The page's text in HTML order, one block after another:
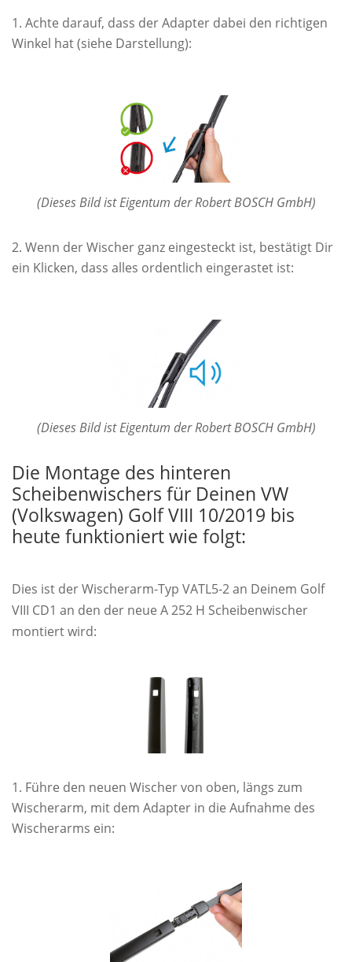
Achte darauf, dass der Adapter dabei den richtigen
Winkel hat (siehe Darstellung):
(Dieses Bild ist Eigentum der Robert BOSCH GmbH)
Wenn der Wischer ganz eingesteckt ist, bestätigt Dir
ein Klicken, dass alles ordentlich eingerastet ist:
(Dieses Bild ist Eigentum der Robert BOSCH GmbH)
Die Montage des hinteren
Scheibenwischers für Deinen VW
(Volkswagen) Golf VIII 10/2019 bis
heute funktioniert wie folgt:
Dies ist der Wischerarm-Typ VATL5-2 an Deinem Golf
VIII CD1 an den der neue A 252 H Scheibenwischer
montiert wird:
Führe den neuen Wischer von oben, längs zum
Wischerarm, mit dem Adapter in die Aufnahme des
Wischerarms ein: